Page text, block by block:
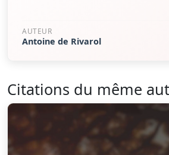
AUTEUR
Antoine de Rivarol
Citations du même